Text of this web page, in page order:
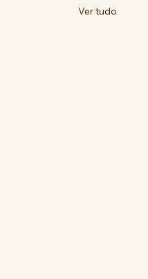
Ver tudo